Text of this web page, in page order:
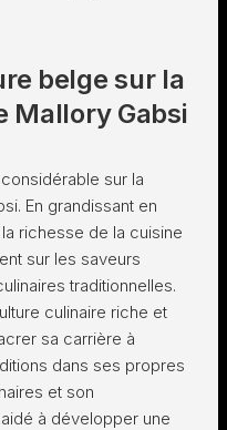
belge sur la
Mallory Gabsi
sur la
En grandissant en
richesse de la cuisine
sur les saveurs
traditionnelles.
culinaire riche et
sa carrière à
dans ses propres
et son
à développer une